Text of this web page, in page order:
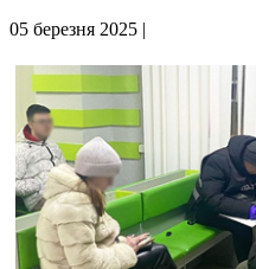
05 березня 2025 |